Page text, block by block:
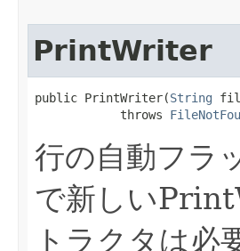
PrintWriter
public PrintWriter​(String
            throws
行の自動フラ
で新しい
トラクタは必